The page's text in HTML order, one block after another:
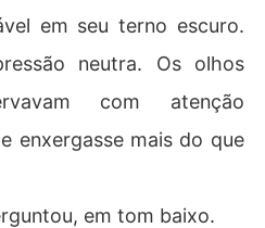
em seu terno escuro.
neutra. Os olhos
com atenção
enxergasse mais do que
em tom baixo.